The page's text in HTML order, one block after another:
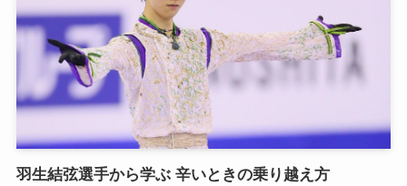
羽生結弦選手から学ぶ 辛いときの乗り越え方